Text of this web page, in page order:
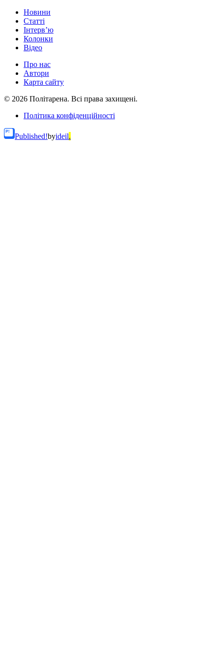
Новини
Статті
Інтерв’ю
Колонки
Відео
Про нас
Автори
Карта сайту
© 2026 Політарена. Всі права захищені.
Політика конфіденційності
Published!byideil.